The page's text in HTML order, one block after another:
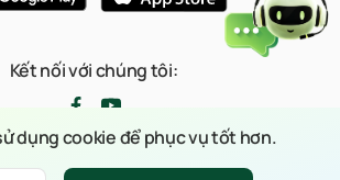
Kết nối với chúng tôi:
dụng cookie để phục vụ tốt hơn.